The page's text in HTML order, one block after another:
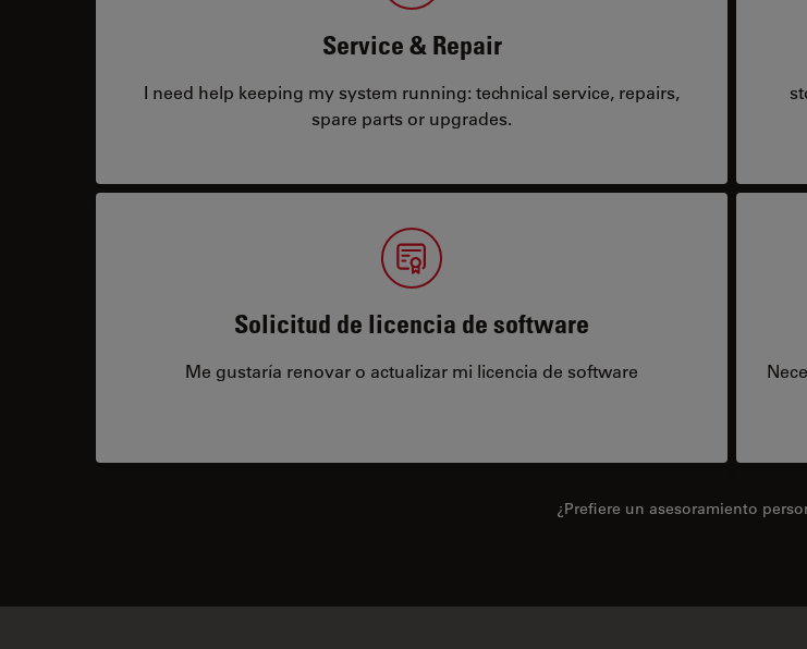
Service & Repair
I need help keeping my system running: technical service, repairs,
spare parts or upgrades.
Solicitud de licencia de software
Me gustaría renovar o actualizar mi licencia de software
¿Prefiere un asesoramiento